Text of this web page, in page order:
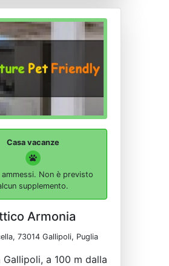
Casa vacanze
ammessi. Non è previsto
supplemento.
Armonia
73014 Gallipoli, Puglia
Gallipoli, a 100 m dalla